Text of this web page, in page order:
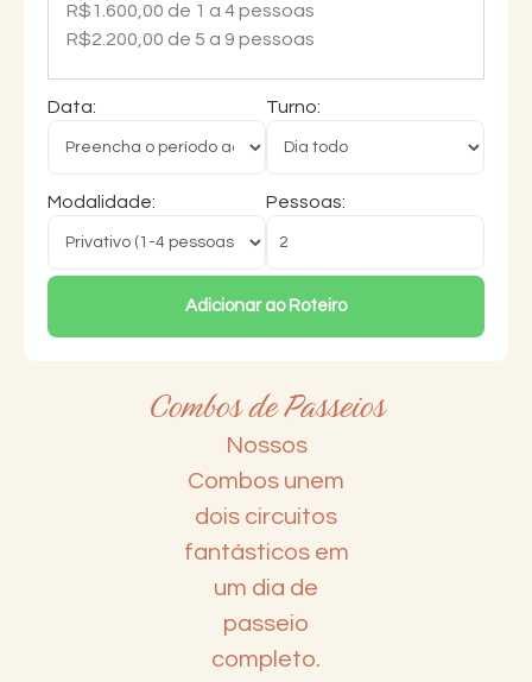
R$1.600,00 de 1 a 4 pessoas
R$2.200,00 de 5 a 9 pessoas
Data: Turno:
Modalidade: Pessoas:
Adicionar ao Roteiro
Combos de Passeios
Nossos
Combos unem
dois circuitos
fantásticos em
um dia de
passeio
completo.